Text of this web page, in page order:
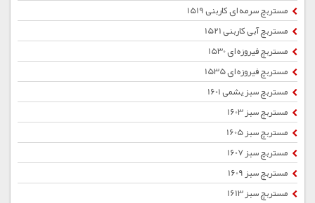
مستربچ سرمه ای کاربنی 1519
مستربچ آبی کاربنی 1521
مستربچ فیروزه ای 1530
مستربچ فیروزه ای 1535
مستربچ سبز یشمی 1601
مستربچ سبز 1603
مستربچ سبز 1605
مستربچ سبز 1607
مستربچ سبز 1609
مستربچ سبز 1613